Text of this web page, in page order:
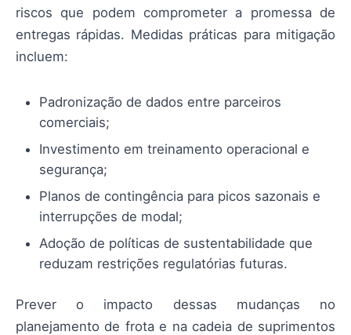
riscos que podem comprometer a promessa de
entregas rápidas. Medidas práticas para mitigação
incluem:
Padronização de dados entre parceiros
comerciais;
Investimento em treinamento operacional e
segurança;
Planos de contingência para picos sazonais e
interrupções de modal;
Adoção de políticas de sustentabilidade que
reduzam restrições regulatórias futuras.
Prever o impacto dessas mudanças no
planejamento de frota e na cadeia de suprimentos